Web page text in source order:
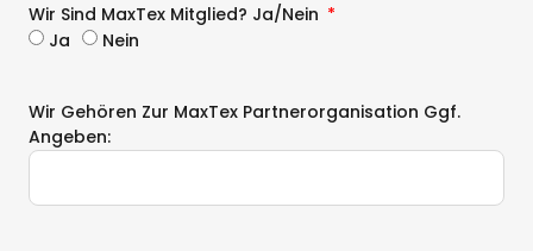
Wir Sind MaxTex Mitglied? Ja/nein
Ja
Nein
Wir Gehören Zur MaxTex Partnerorganisation Ggf.
Angeben: